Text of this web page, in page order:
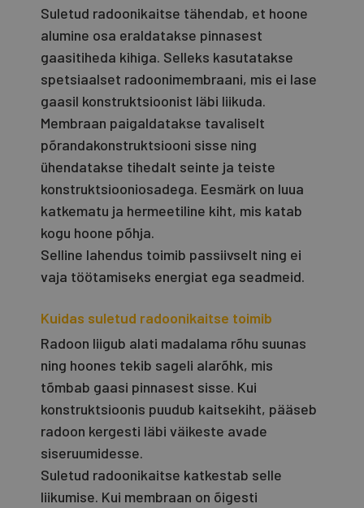
Suletud radoonikaitse tähendab, et hoone
alumine osa eraldatakse pinnasest
gaasitiheda kihiga. Selleks kasutatakse
spetsiaalset radoonimembraani, mis ei lase
gaasil konstruktsioonist läbi liikuda.
Membraan paigaldatakse tavaliselt
põrandakonstruktsiooni sisse ning
ühendatakse tihedalt seinte ja teiste
konstruktsiooniosadega. Eesmärk on luua
katkematu ja hermeetiline kiht, mis katab
kogu hoone põhja.
Selline lahendus toimib passiivselt ning ei
vaja töötamiseks energiat ega seadmeid.
Kuidas suletud radoonikaitse toimib
Radoon liigub alati madalama rõhu suunas
ning hoones tekib sageli alarõhk, mis
tõmbab gaasi pinnasest sisse. Kui
konstruktsioonis puudub kaitsekiht, pääseb
radoon kergesti läbi väikeste avade
siseruumidesse.
Suletud radoonikaitse katkestab selle
liikumise. Kui membraan on õigesti